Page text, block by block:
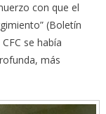
con que el
(Boletín
se había
más